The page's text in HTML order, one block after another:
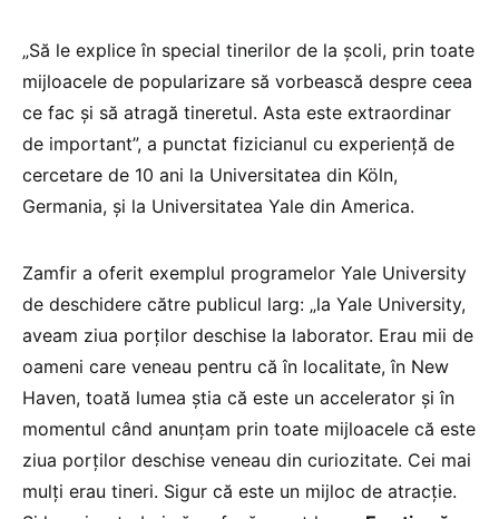
„Să le explice în special tinerilor de la școli, prin toate
mijloacele de popularizare să vorbească despre ceea
ce fac și să atragă tineretul. Asta este extraordinar
de important”, a punctat fizicianul cu experiență de
cercetare de 10 ani la Universitatea din Köln,
Germania, și la Universitatea Yale din America.
Zamfir a oferit exemplul programelor Yale University
de deschidere către publicul larg: „la Yale University,
aveam ziua porților deschise la laborator. Erau mii de
oameni care veneau pentru că în localitate, în New
Haven, toată lumea știa că este un accelerator și în
momentul când anunțam prin toate mijloacele că este
ziua porților deschise veneau din curiozitate. Cei mai
mulți erau tineri. Sigur că este un mijloc de atracție.